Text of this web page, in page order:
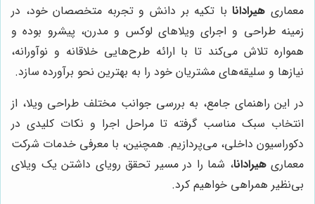
معماری هیرادانابا تکیه بر دانش و تجربه متخصصان خود، در
زمینه طراحی و اجرای ویلاهای لوکس و مدرن، پیشرو بوده و
همواره تلاش می‌کند تا با ارائه طرح‌هایی خلاقانه و نوآورانه،
نیازها و سلیقه‌های مشتریان خود را به بهترین نحو برآورده سازد.
در این راهنمای جامع، به بررسی جوانب مختلف طراحی ویلا، از
انتخاب سبک مناسب گرفته تا مراحل اجرا و نکات کلیدی در
دکوراسیون داخلی، می‌پردازیم. همچنین، با معرفی خدمات شرکت
معماریهیرادانا، شما را در مسیر تحقق رویای داشتن یک ویلای
بی‌نظیر همراهی خواهیم کرد.